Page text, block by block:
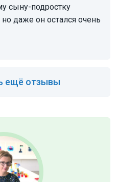
сыну-подростку
даже он остался очень
ещё отзывы